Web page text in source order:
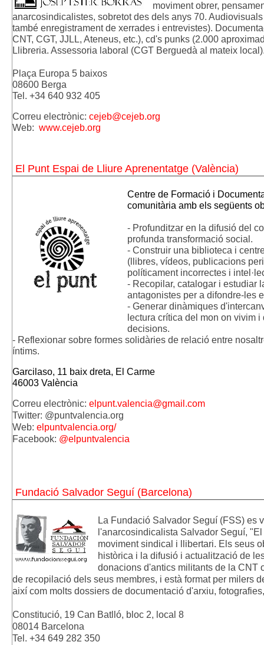
moviment obrer,
anarcosindicalistes, sobretot des dels anys 70.
també enregistrament de xerrades i entrevistes).
CNT, CGT, JJLL, Ateneus, etc.), cd's punks (2.000
Llibreria. Assessoria laboral (CGT Berguedà al mateix
Plaça Europa 5 baixos
08600 Berga
Te l. +34 640 932 405
Correu electrònic: cejeb@cejeb.org
Web: www.cejeb.org
El Punt Espai de Lliure Aprenentatge (València)
Centre de Formació i
comunitària amb els següents
- Profunditzar en la difusió del
profunda transformació social.
- Construir una biblioteca i
(llibres, vídeos, publicacions
políticament incorrectes i
- Recopilar, catalogar i estudiar
antagonistes per a difondre-les
- Generar dinàmiques
lectura crítica del mon on vivim
decisions.
- Reflexionar sobre formes solidàries de relació entre
íntims.
Garcilaso, 11 baix dreta, El Carme
46003 València
Correu electrònic: elpunt.valencia@gmail.com
Twitter: @puntvalencia.org
Web: elpuntvalencia.org/
Facebook: @elpuntvalencia
Fundació Salvador Seguí (Barcelona)
La Fundació Salvador Seguí (FSS) es
l'anarcosindicalista Salvador Seguí,
moviment sindical i llibertari. Els seus
històrica i la difusió i actualització de
donacions d'antics militants de la CNT
de recopilació dels seus membres, i està format per milers
així com molts dossiers de documentació d'arxiu,
Constitució, 19 Can Batlló, bloc 2, local 8
08014 Barcelona
Tel. +34 649 282 350